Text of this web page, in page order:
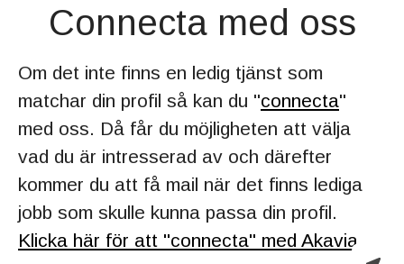
Connecta med oss
Om det inte finns en ledig tjänst som
matchar din profil så kan du "connecta"
med oss. Då får du möjligheten att välja
vad du är intresserad av och därefter
kommer du att få mail när det finns lediga
jobb som skulle kunna passa din profil.
Klicka här för att "connecta" med Akavia.